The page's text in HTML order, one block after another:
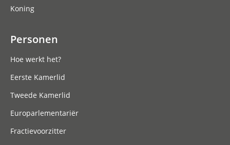
Koning
Personen
Hoe werkt het?
Eerste Kamerlid
Tweede Kamerlid
Europarlementariër
Fractievoorzitter